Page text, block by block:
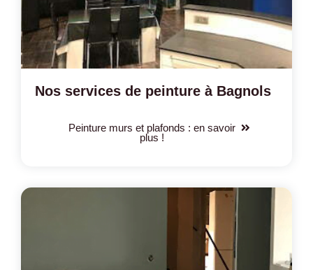
Nos services de peinture à Bagnols
Peinture murs et plafonds : en savoir
plus !